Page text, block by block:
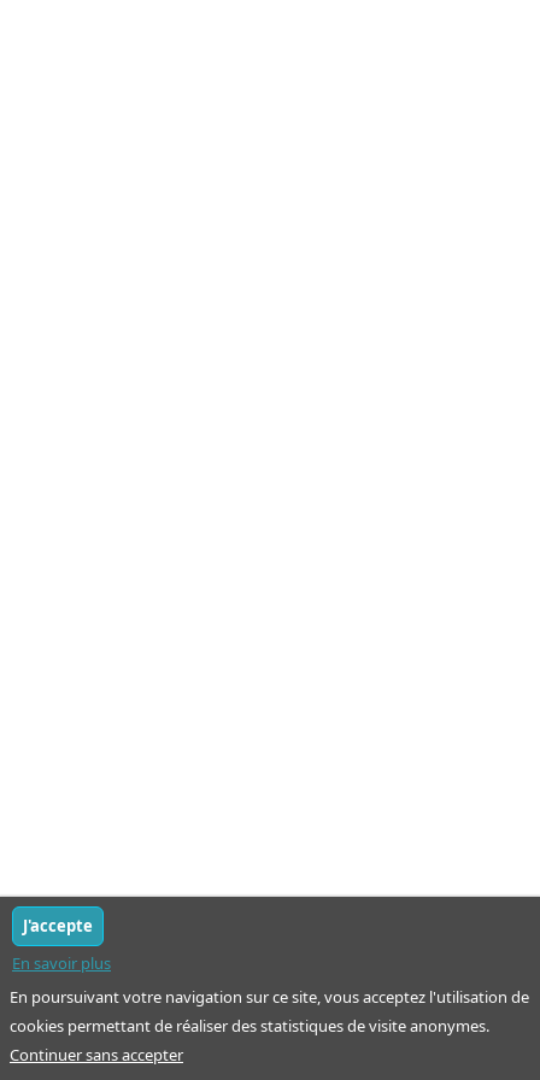
En poursuivant votre navigation sur ce site, vous acceptez l'utilisation de
cookies permettant de réaliser des statistiques de visite anonymes.
En savoir plus
J'accepte
Continuer sans accepter